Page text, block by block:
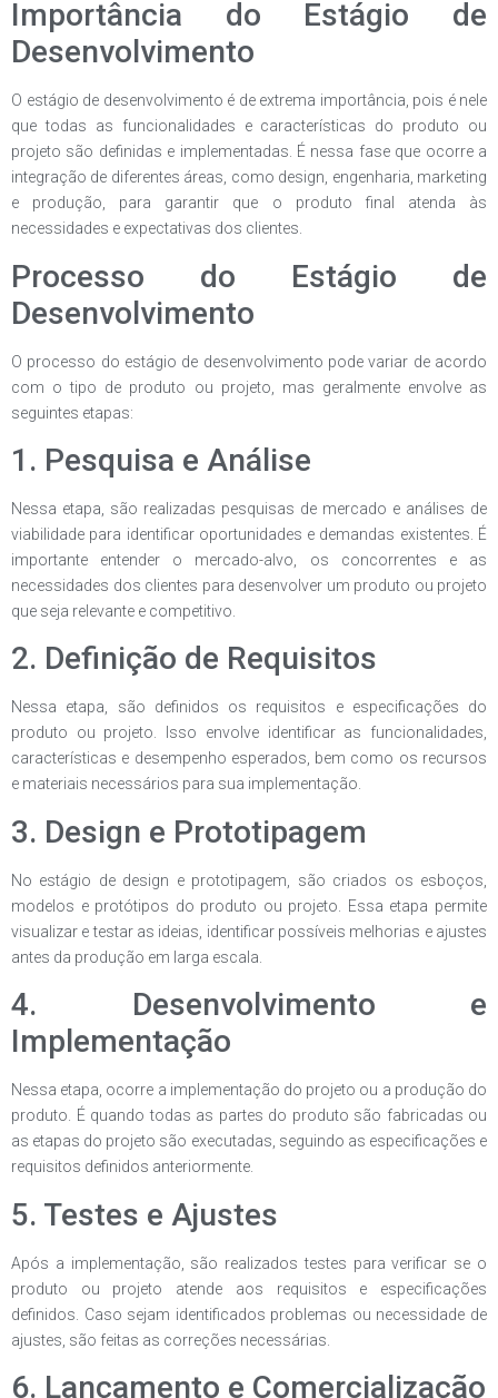
Importância do Estágio de
Desenvolvimento
O estágio de desenvolvimento é de extrema importância, pois é nele
que todas as funcionalidades e características do produto ou
projeto são definidas e implementadas. É nessa fase que ocorre a
integração de diferentes áreas, como design, engenharia, marketing
e produção, para garantir que o produto final atenda às
necessidades e expectativas dos clientes.
Processo do Estágio de
Desenvolvimento
O processo do estágio de desenvolvimento pode variar de acordo
com o tipo de produto ou projeto, mas geralmente envolve as
seguintes etapas:
1. Pesquisa e Análise
Nessa etapa, são realizadas pesquisas de mercado e análises de
viabilidade para identificar oportunidades e demandas existentes. É
importante entender o mercado-alvo, os concorrentes e as
necessidades dos clientes para desenvolver um produto ou projeto
que seja relevante e competitivo.
2. Definição de Requisitos
Nessa etapa, são definidos os requisitos e especificações do
produto ou projeto. Isso envolve identificar as funcionalidades,
características e desempenho esperados, bem como os recursos
e materiais necessários para sua implementação.
3. Design e Prototipagem
No estágio de design e prototipagem, são criados os esboços,
modelos e protótipos do produto ou projeto. Essa etapa permite
visualizar e testar as ideias, identificar possíveis melhorias e ajustes
antes da produção em larga escala.
4. Desenvolvimento e
Implementação
Nessa etapa, ocorre a implementação do projeto ou a produção do
produto. É quando todas as partes do produto são fabricadas ou
as etapas do projeto são executadas, seguindo as especificações e
requisitos definidos anteriormente.
5. Testes e Ajustes
Após a implementação, são realizados testes para verificar se o
produto ou projeto atende aos requisitos e especificações
definidos. Caso sejam identificados problemas ou necessidade de
ajustes, são feitas as correções necessárias.
6. Lançamento e Comercialização